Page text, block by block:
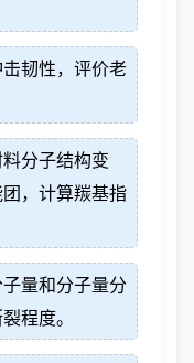
韧性，评价老
分子结构变
，计算羰基指
量和分子量分
程度。